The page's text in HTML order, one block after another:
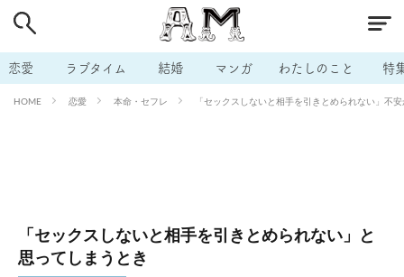
恋愛 ラブタイム 結婚 マンガ わたしのこと 特
HOME 恋愛 本命・セフレ 「セックスしないと相手を引きとめられない」不
「セックスしないと相手を引きとめられない」と
思ってしまうとき
# 男の本音 # セフレ
# 不倫 # 出会う方法 # マッチングアプリ
# ラブグッズ # 体の相性 # イケない